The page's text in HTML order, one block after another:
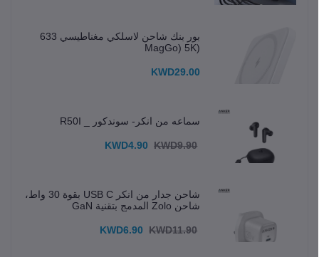
بور بنك شاحن لاسلكي مغناطيسي 633
(MagGo) 5K
KWD29.00
سماعه من انكر- سوندكور _ R50I
KWD4.90 KWD9.90
شاحن جدار من انكر USB C بقوة 30 واط،
شاحن Zolo المدمج بتقنية GaN
KWD6.90 KWD11.90